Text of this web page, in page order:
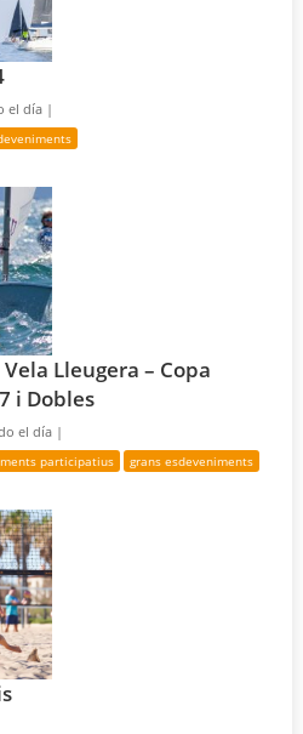
el día |
Lleugera – Copa
i Dobles
el día |
participatius grans esdeveniments